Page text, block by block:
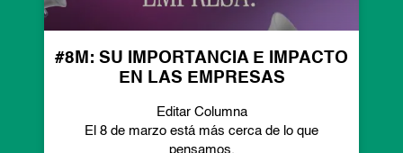
#8M: SU IMPORTANCIA E IMPACTO
EN LAS EMPRESAS
Editar Columna
El 8 de marzo está más cerca de lo que
pensamos.